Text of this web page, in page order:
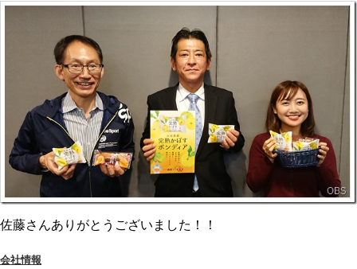
佐藤さんありがとうございました！！
会社情報